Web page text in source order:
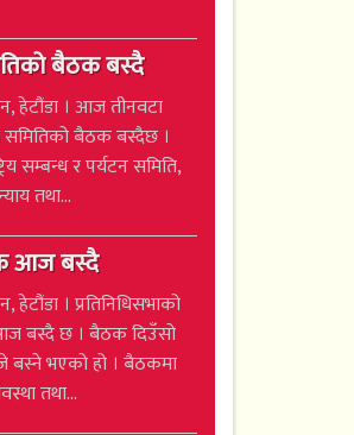
बैठक बस्दै
हेटौंडा । आज तीनवटा
बैठक बस्दैछ ।
सम्बन्ध र पर्यटन समिति,
तथा...
आज बस्दै
हेटौंडा । प्रतिनिधिसभाको
बस्दै छ । बैठक दिउँसो
बस्ने भएको हो । बैठकमा
तथा...